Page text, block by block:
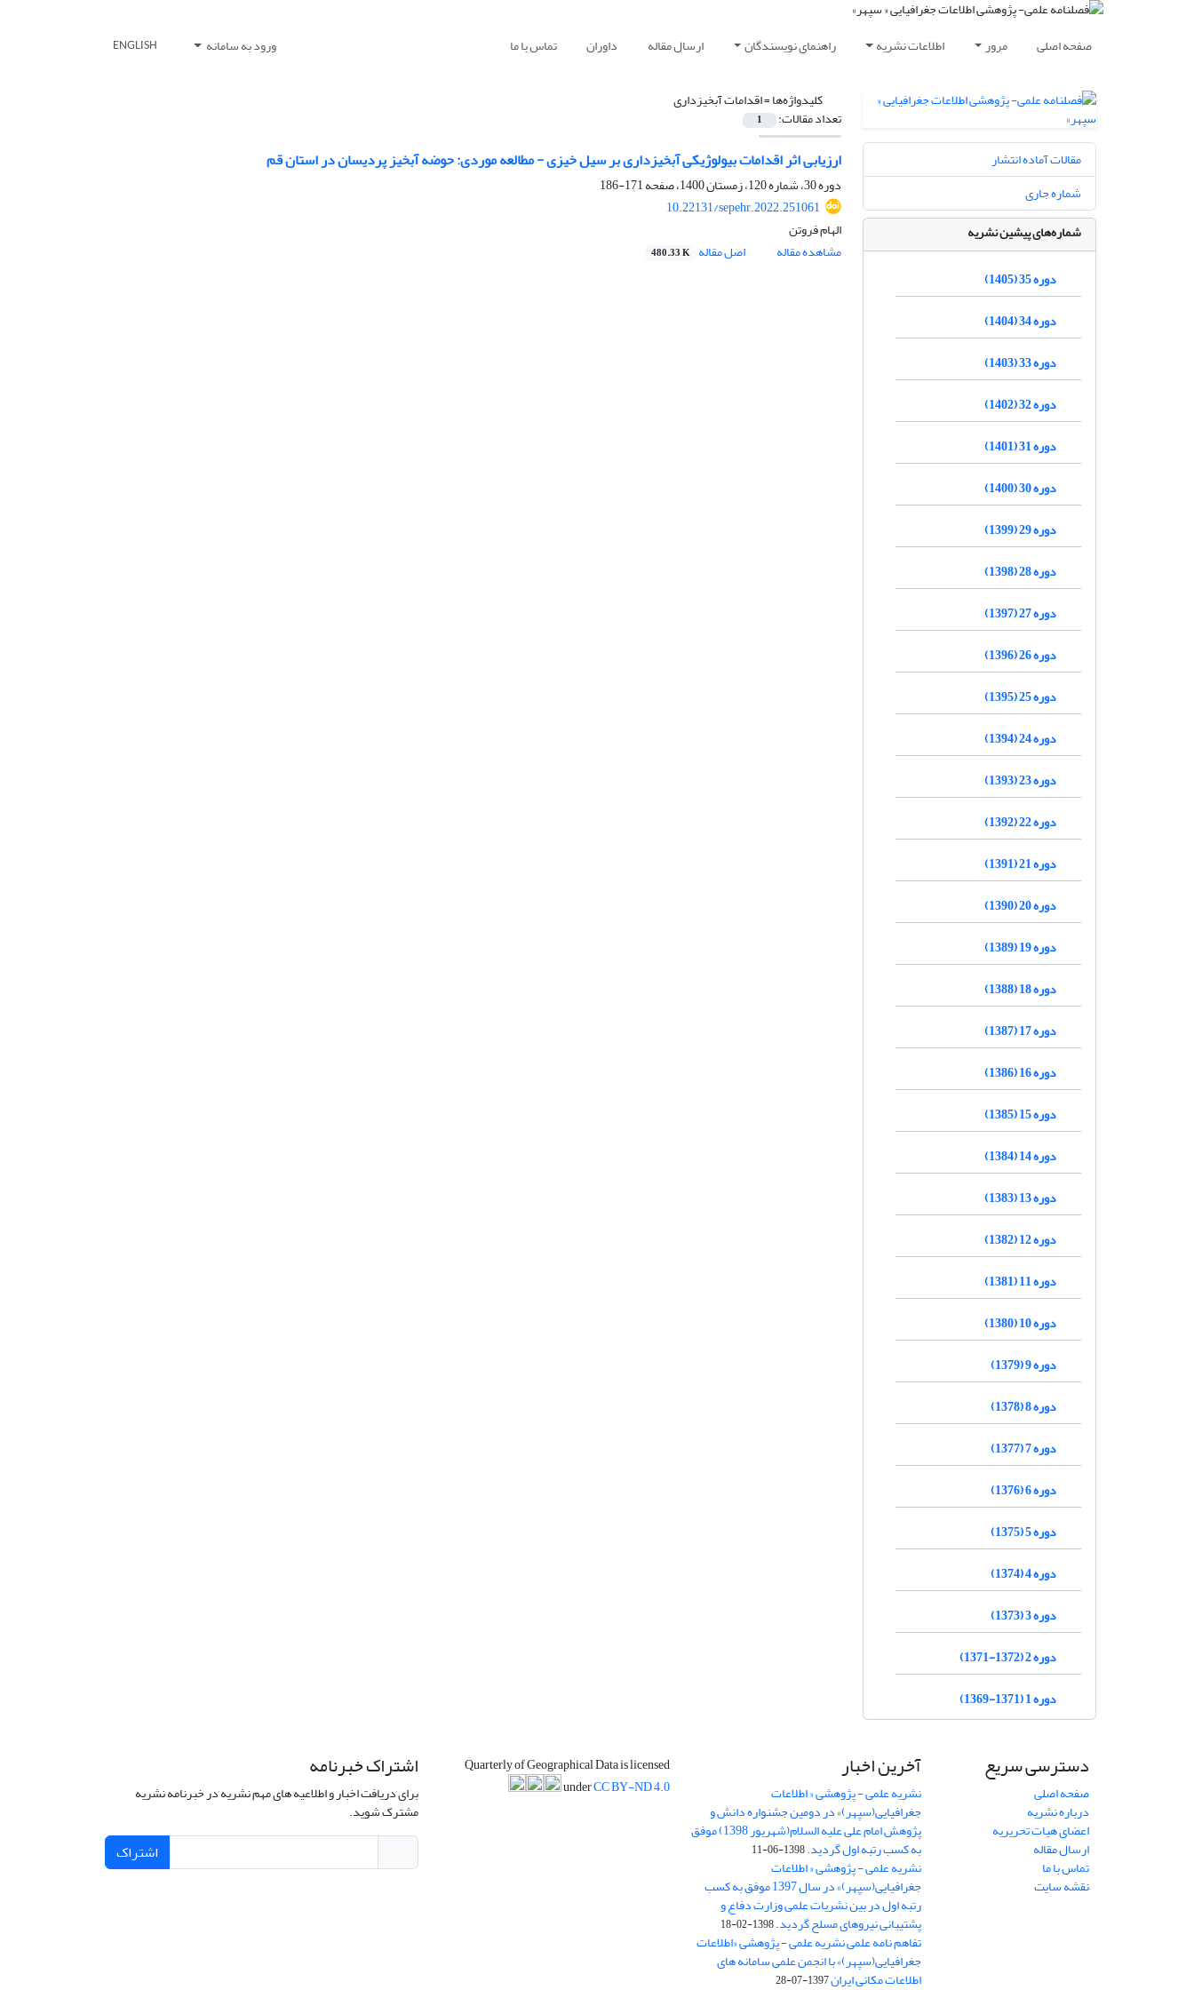
صفحه اصلی مرور اطلاعات نشریه راهنمای نویسندگان ارسال مقاله داوران تماس با ما ورود به سامانه ENGLISH
کلیدواژه‌ها =اقدامات آبخیزداری
تعداد مقالات: 1
ارزیابی اثر اقدامات بیولوژیکی آبخیزداری بر سیل خیزی - مطالعه موردی: حوضه آبخیز پردیسان در استان قم
دوره 30، شماره 120، زمستان 1400، صفحه
171-186
10.22131/sepehr.2022.251061
الهام فروتن
مشاهده مقاله
اصل مقاله 480.33 K
مقالات آماده انتشار
شماره جاری
شماره‌های پیشین نشریه
دوره 35 (1405)
دوره 34 (1404)
دوره 33 (1403)
دوره 32 (1402)
دوره 31 (1401)
دوره 30 (1400)
دوره 29 (1399)
دوره 28 (1398)
دوره 27 (1397)
دوره 26 (1396)
دوره 25 (1395)
دوره 24 (1394)
دوره 23 (1393)
دوره 22 (1392)
دوره 21 (1391)
دوره 20 (1390)
دوره 19 (1389)
دوره 18 (1388)
دوره 17 (1387)
دوره 16 (1386)
دوره 15 (1385)
دوره 14 (1384)
دوره 13 (1383)
دوره 12 (1382)
دوره 11 (1381)
دوره 10 (1380)
دوره 9 (1379)
دوره 8 (1378)
دوره 7 (1377)
دوره 6 (1376)
دوره 5 (1375)
دوره 4 (1374)
دوره 3 (1373)
دوره 2 (1372-1371)
دوره 1 (1371-1369)
دسترسی سریع
صفحه اصلی
درباره نشریه
اعضای هیات تحریریه
ارسال مقاله
تماس با ما
نقشه سایت
آخرین اخبار
نشریه علمی - پژوهشی « اطلاعات
جغرافیایی(سپهر)» در دومین جشنواره دانش و
پژوهش امام علی علیه السلام(شهریور 1398) موفق
به کسب رتبه اول گردید.1398-06-11
نشریه علمی - پژوهشی « اطلاعات
جغرافیایی(سپهر)» در سال 1397 موفق به کسب
رتبه اول در بین نشریات علمی وزارت دفاع و
پشتیبانی نیروهای مسلح گردید.1398-02-18
تفاهم نامه علمی نشریه علمی - پژوهشی «اطلاعات
جغرافیایی(سپهر)» با انجمن علمی سامانه های
اطلاعات مکانی ایران1397-07-28
Quarterly of Geographical Data is licensed
underCC BY-ND 4.0
اشتراک خبرنامه
برای دریافت اخبار و اطلاعیه های مهم نشریه در خبرنامه نشریه
مشترک شوید.
اشتراک